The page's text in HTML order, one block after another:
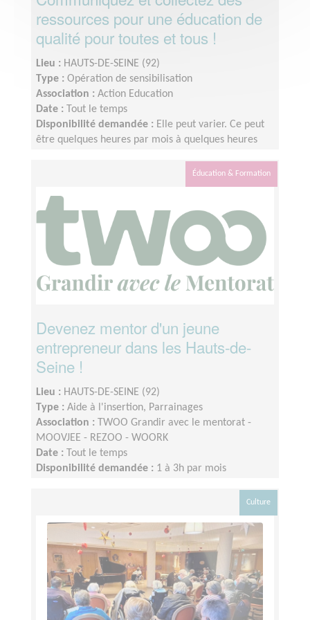
ressources pour une éducation de
qualité pour toutes et tous !
Lieu : HAUTS-DE-SEINE (92)
Type : Opération de sensibilisation
Association : Action Education
Date :
Tout le temps
Disponibilité demandée : Elle peut varier. Ce peut
être quelques heures par mois à quelques heures
Éducation & Formation
Devenez mentor d'un jeune
entrepreneur dans les Hauts-de-
Seine !
Lieu : HAUTS-DE-SEINE (92)
Type : Aide à l'insertion, Parrainages
Association :
TWOO Grandir avec le mentorat -
MOOVJEE - REZOO - WOORK
Date :
Tout le temps
Disponibilité demandée : 1 à 3h par mois
Culture